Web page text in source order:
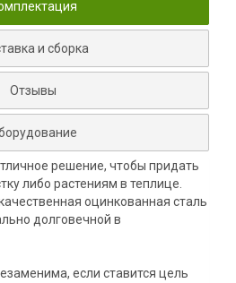
и сборка
Отзывы
решение, чтобы придать
либо растениям в теплице.
оцинкованная сталь
долговечной в
если ставится цель